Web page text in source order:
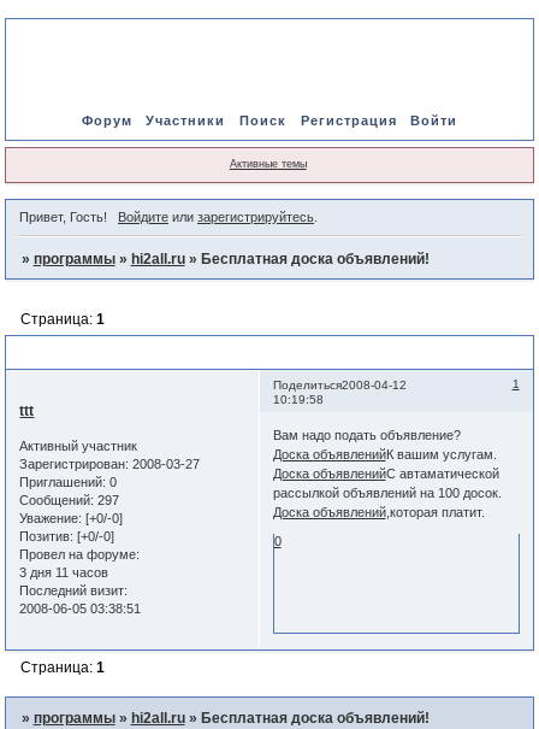
Форум Участники Поиск Регистрация Войти
Активные темы
Привет, Гость! Войдитеили зарегистрируйтесь.
» программы » hi2all.ru » Бесплатная доска объявлений!
Страница: 1
Поделиться 1
2008-04-12
10:19:58
ttt
Активный участник
Зарегистрирован: 2008-03-27
Приглашений: 0
Сообщений: 297
Уважение: [+0/-0]
Позитив: [+0/-0]
Провел на форуме:
3 дня 11 часов
Последний визит:
2008-06-05 03:38:51
Вам надо подать объявление?
Доска объявленийК вашим услугам.
Доска объявленийС автаматической
рассылкой объявлений на 100 досок.
Доска объявлений,которая платит.
0
Страница: 1
» программы » hi2all.ru » Бесплатная доска объявлений!